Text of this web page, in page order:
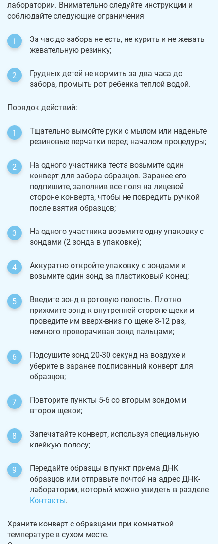
лаборатории. Внимательно следуйте инструкции и
соблюдайте следующие ограничения:
За час до забора не есть, не курить и не жевать
жевательную резинку;
Грудных детей не кормить за два часа до
забора, промыть рот ребенка теплой водой.
Порядок действий:
Тщательно вымойте руки с мылом или наденьте
резиновые перчатки перед началом процедуры;
На одного участника теста возьмите один
конверт для забора образцов. Заранее его
подпишите, заполнив все поля на лицевой
стороне конверта, чтобы не повредить ручкой
после взятия образцов;
На одного участника возьмите одну упаковку с
зондами (2 зонда в упаковке);
Аккуратно откройте упаковку с зондами и
возьмите один зонд за пластиковый конец;
Введите зонд в ротовую полость. Плотно
прижмите зонд к внутренней стороне щеки и
проведите им вверх-вниз по щеке 8-12 раз,
немного проворачивая зонд пальцами;
Подсушите зонд 20-30 секунд на воздухе и
уберите в заранее подписанный конверт для
образцов;
Повторите пункты 5-6 со вторым зондом и
второй щекой;
Запечатайте конверт, используя специальную
клейкую полосу;
Передайте образцы в пункт приема ДНК
образцов или отправьте почтой на адрес ДНК-
лаборатории, который можно увидеть в разделе
Контакты.
Храните конверт с образцами при комнатной
температуре в сухом месте.